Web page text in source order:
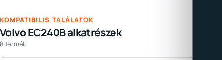
KOMPATIBILIS TALÁLATOK
Volvo EC240B alkatrészek
8 termék